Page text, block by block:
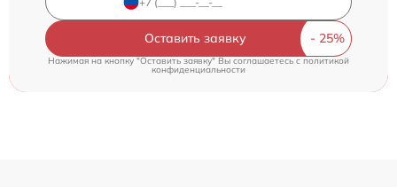
Оставить заявку
Нажимая на кнопку "Оставить заявку" Вы соглашаетесь c политикой
конфиденциальности